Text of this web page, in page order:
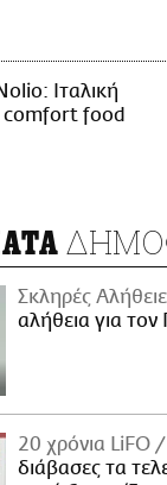
Ιταλική
comfort food
Σκληρές
αλήθεια για
20 χρόνια LiFO
διάβασες τα